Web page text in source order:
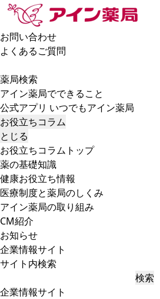
お問い合わせ
よくあるご質問
薬局検索
アイン薬局でできること
公式アプリ いつでもアイン薬局
お役立ちコラム
とじる
お役立ちコラムトップ
薬の基礎知識
健康お役立ち情報
医療制度と薬局のしくみ
アイン薬局の取り組み
CM紹介
お知らせ
企業情報サイト
サイト内検索
検索
企業情報サイト